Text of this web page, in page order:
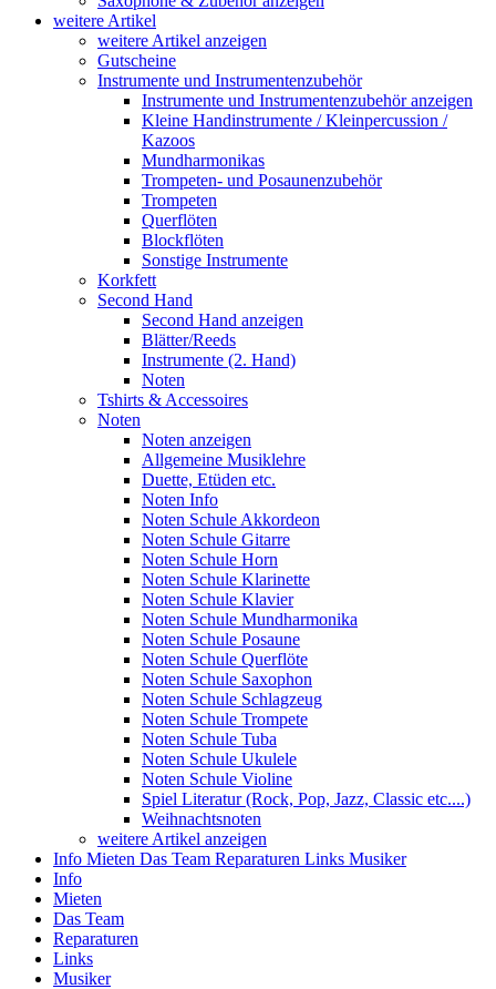
weitere Artikel
weitere Artikel anzeigen
Gutscheine
Instrumente und Instrumentenzubehör
Instrumente und Instrumentenzubehör anzeigen
Kleine Handinstrumente / Kleinpercussion /
Kazoos
Mundharmonikas
Trompeten- und Posaunenzubehör
Trompeten
Querflöten
Blockflöten
Sonstige Instrumente
Korkfett
Second Hand
Second Hand anzeigen
Blätter/Reeds
Instrumente (2. Hand)
Noten
Tshirts & Accessoires
Noten
Noten anzeigen
Allgemeine Musiklehre
Duette, Etüden etc.
Noten Info
Noten Schule Akkordeon
Noten Schule Gitarre
Noten Schule Horn
Noten Schule Klarinette
Noten Schule Klavier
Noten Schule Mundharmonika
Noten Schule Posaune
Noten Schule Querflöte
Noten Schule Saxophon
Noten Schule Schlagzeug
Noten Schule Trompete
Noten Schule Tuba
Noten Schule Ukulele
Noten Schule Violine
Spiel Literatur (Rock, Pop, Jazz, Classic etc....)
Weihnachtsnoten
weitere Artikel anzeigen
Info Mieten Das Team Reparaturen Links Musiker
Info
Mieten
Das Team
Reparaturen
Links
Musiker